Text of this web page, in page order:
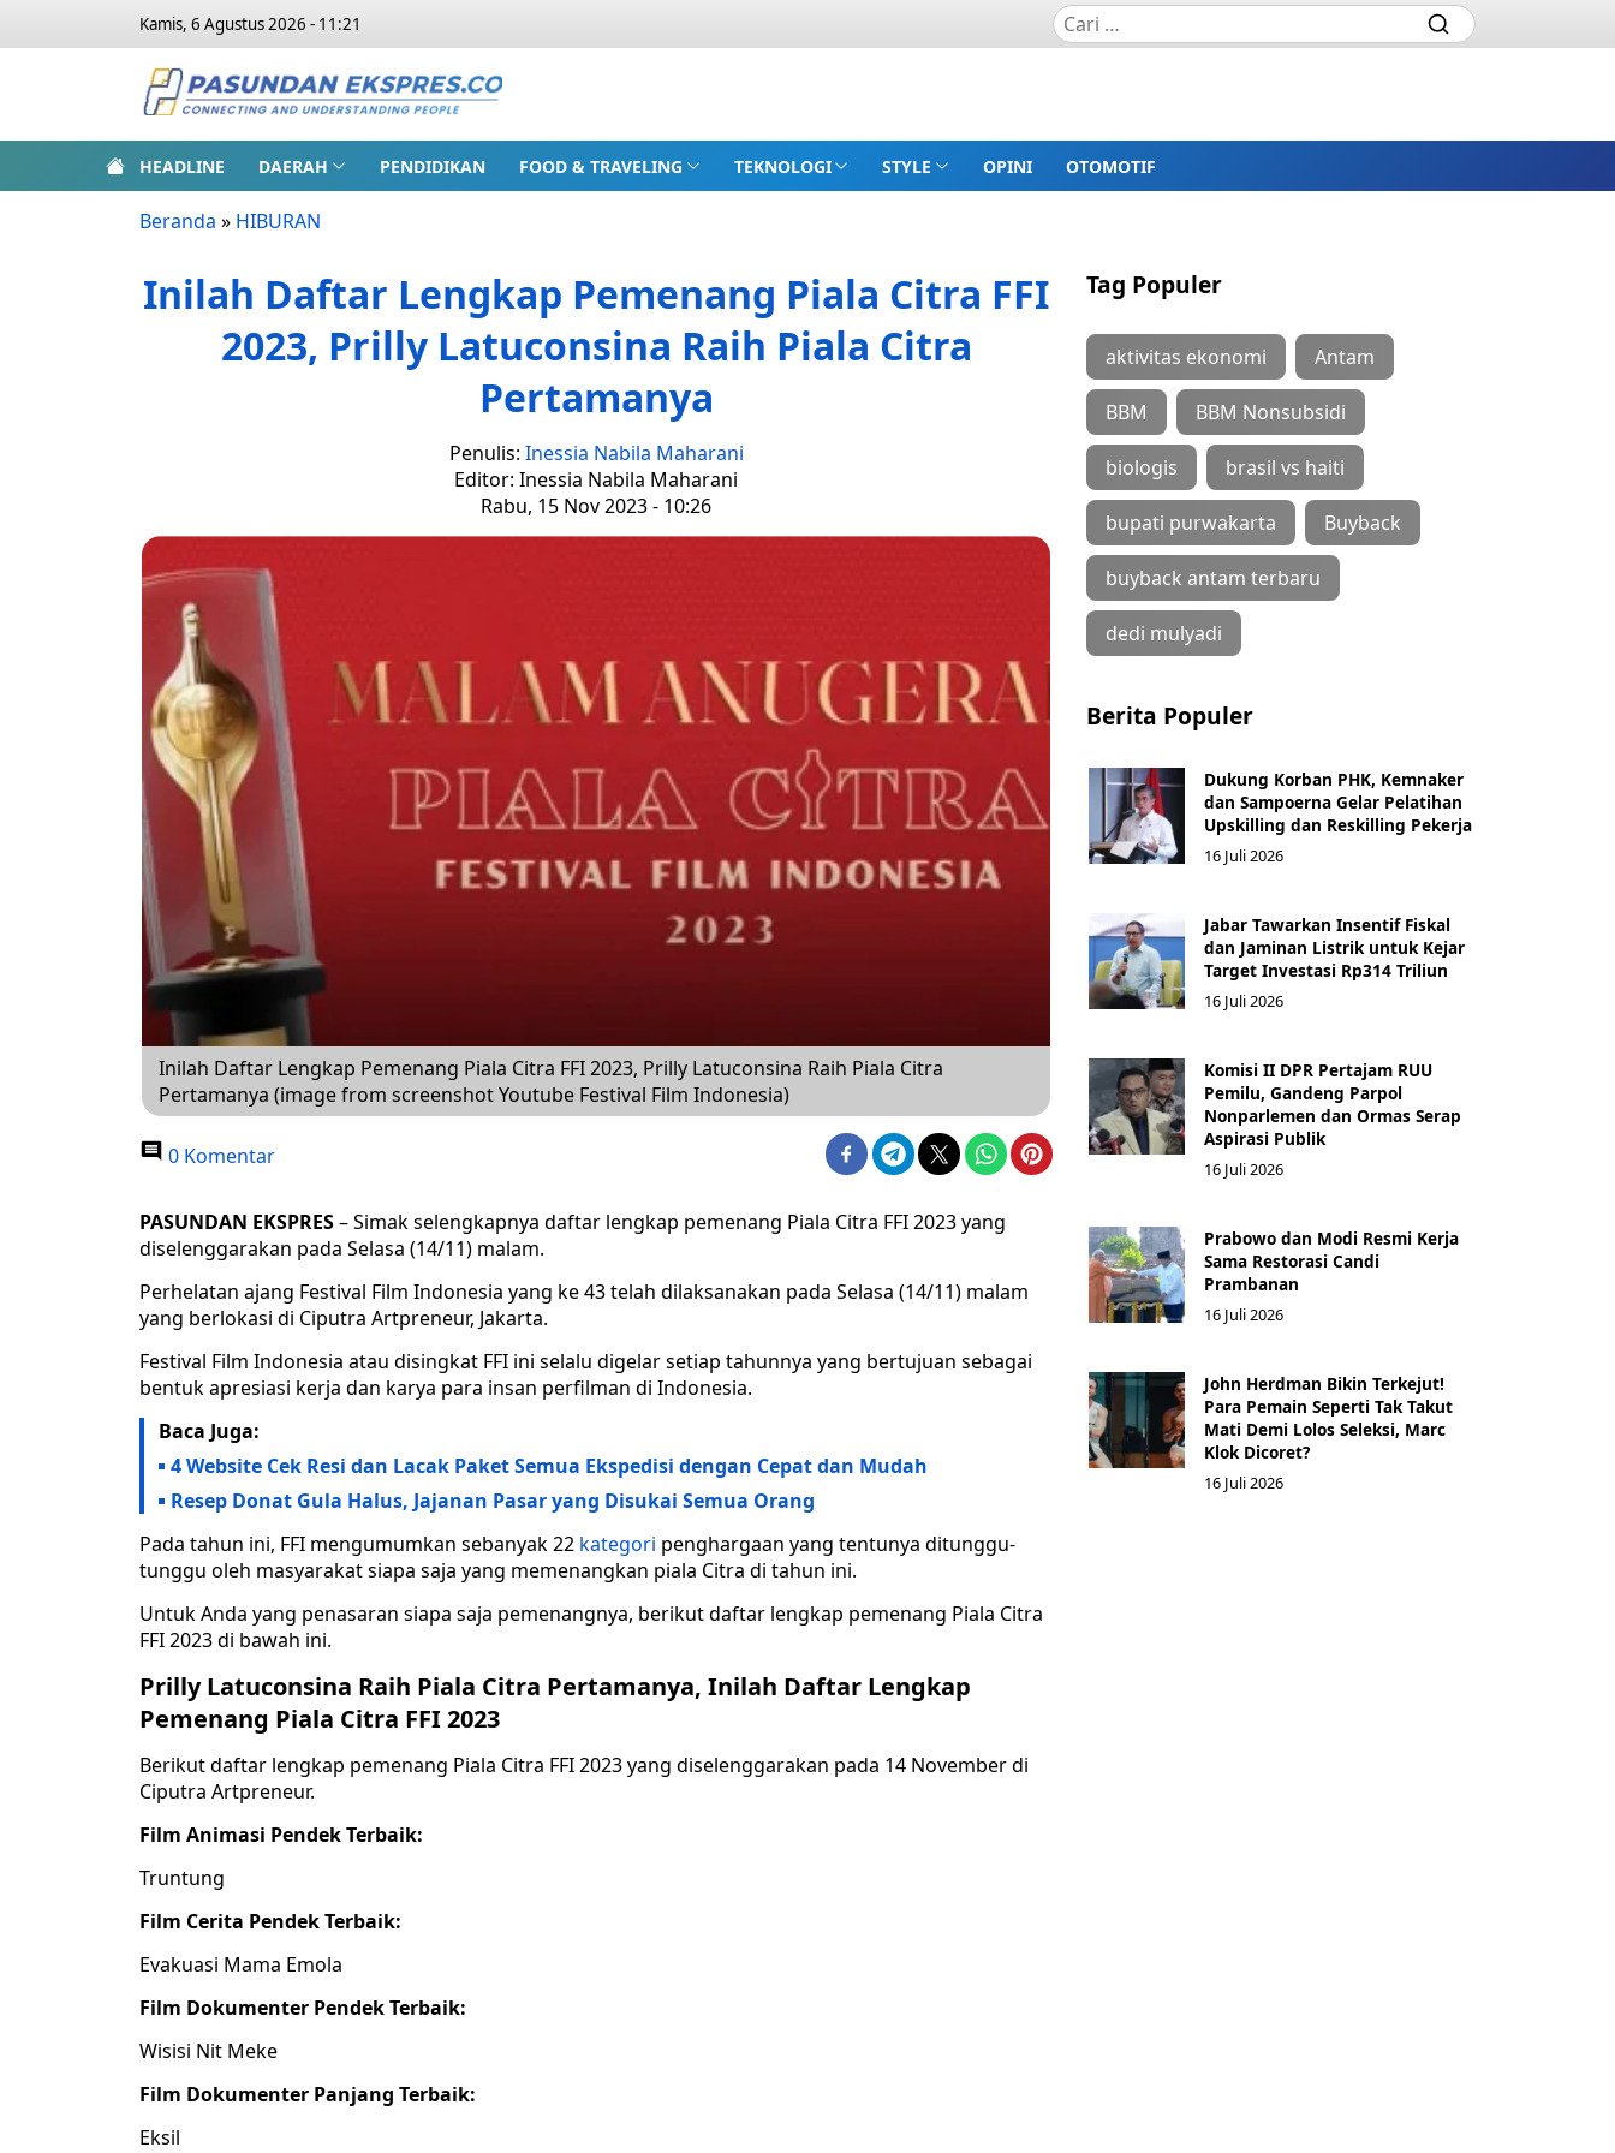
Kamis, 6 Agustus 2026 - 11:21
HEADLINE DAERAH PENDIDIKAN FOOD & TRAVELING TEKNOLOGI STYLE OPINI OTOMOTIF
Beranda » HIBURAN
Inilah Daftar Lengkap Pemenang Piala Citra FFI
2023, Prilly Latuconsina Raih Piala Citra
Pertamanya
Penulis: Inessia Nabila Maharani
Editor: Inessia Nabila Maharani
Rabu, 15 Nov 2023 - 10:26
Inilah Daftar Lengkap Pemenang Piala Citra FFI 2023, Prilly Latuconsina Raih Piala Citra
Pertamanya (image from screenshot Youtube Festival Film Indonesia)
0 Komentar
PASUNDAN EKSPRES– Simak selengkapnya daftar lengkap pemenang Piala Citra FFI 2023 yang
diselenggarakan pada Selasa (14/11) malam.
Perhelatan ajang Festival Film Indonesia yang ke 43 telah dilaksanakan pada Selasa (14/11) malam
yang berlokasi di Ciputra Artpreneur, Jakarta.
Festival Film Indonesia atau disingkat FFI ini selalu digelar setiap tahunnya yang bertujuan sebagai
bentuk apresiasi kerja dan karya para insan perfilman di Indonesia.
Baca Juga:
4 Website Cek Resi dan Lacak Paket Semua Ekspedisi dengan Cepat dan Mudah
Resep Donat Gula Halus, Jajanan Pasar yang Disukai Semua Orang
Pada tahun ini, FFI mengumumkan sebanyak 22 kategori penghargaan yang tentunya ditunggu-
tunggu oleh masyarakat siapa saja yang memenangkan piala Citra di tahun ini.
Untuk Anda yang penasaran siapa saja pemenangnya, berikut daftar lengkap pemenang Piala Citra
FFI 2023 di bawah ini.
Prilly Latuconsina Raih Piala Citra Pertamanya, Inilah Daftar Lengkap
Pemenang Piala Citra FFI 2023
Berikut daftar lengkap pemenang Piala Citra FFI 2023 yang diselenggarakan pada 14 November di
Ciputra Artpreneur.
Film Animasi Pendek Terbaik:
Truntung
Film Cerita Pendek Terbaik:
Evakuasi Mama Emola
Film Dokumenter Pendek Terbaik:
Wisisi Nit Meke
Film Dokumenter Panjang Terbaik:
Eksil
Tag Populer
aktivitas ekonomi Antam
BBM BBM Nonsubsidi
biologis brasil vs haiti
bupati purwakarta Buyback
buyback antam terbaru
dedi mulyadi
Berita Populer
Dukung Korban PHK, Kemnaker
dan Sampoerna Gelar Pelatihan
Upskilling dan Reskilling Pekerja
16 Juli 2026
Jabar Tawarkan Insentif Fiskal
dan Jaminan Listrik untuk Kejar
Target Investasi Rp314 Triliun
16 Juli 2026
Komisi II DPR Pertajam RUU
Pemilu, Gandeng Parpol
Nonparlemen dan Ormas Serap
Aspirasi Publik
16 Juli 2026
Prabowo dan Modi Resmi Kerja
Sama Restorasi Candi
Prambanan
16 Juli 2026
John Herdman Bikin Terkejut!
Para Pemain Seperti Tak Takut
Mati Demi Lolos Seleksi, Marc
Klok Dicoret?
16 Juli 2026